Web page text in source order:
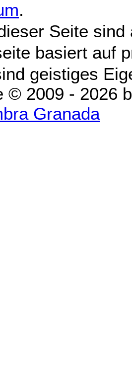
.
Seite
basiert auf
geistiges
© 2009 - 2026
Granada